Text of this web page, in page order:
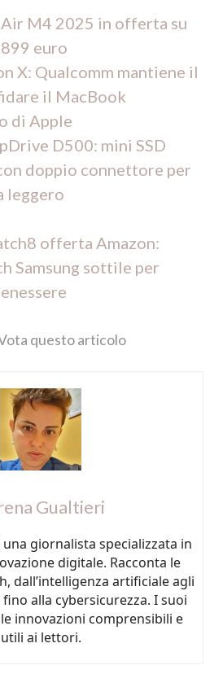
M4 2025 in offerta su
euro
X: Qualcomm mantiene il
il MacBook
di Apple
D500: mini SSD
doppio connettore per
leggero
offerta Amazon:
Samsung sottile per
questo articolo
Gualtieri
giornalista specializzata in
digitale. Racconta le
dall’intelligenza artificiale agli
alla cybersicurezza. I suoi
innovazioni comprensibili e
utili ai lettori.